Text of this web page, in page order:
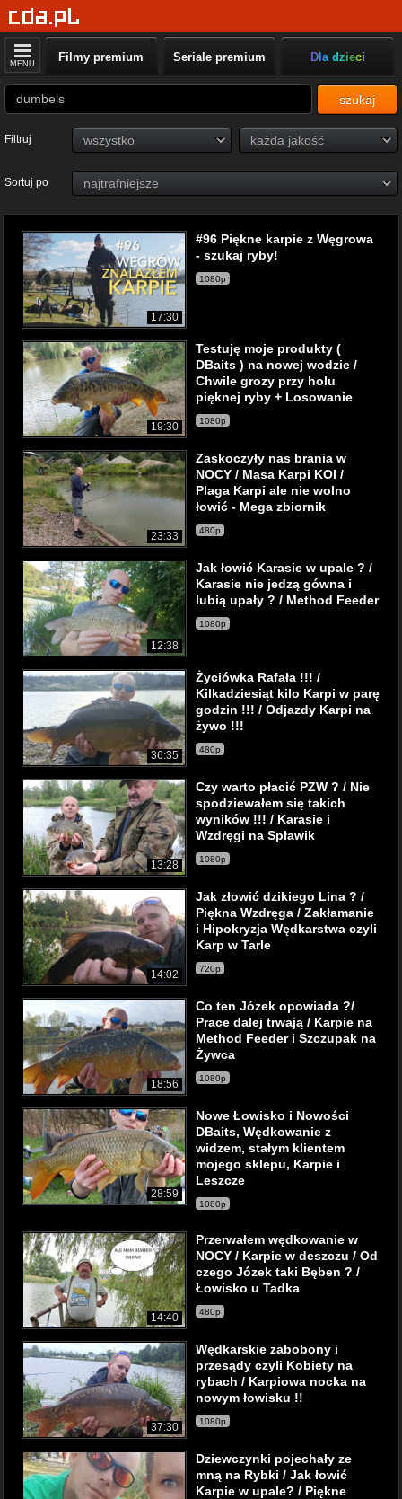
MENU Filmy premium Seriale premium Dla dzieci
szukaj
Filtruj
Sortuj po
17:30
#96 Piękne karpie z Węgrowa
- szukaj ryby!
1080p
19:30
Testuję moje produkty (
DBaits ) na nowej wodzie /
Chwile grozy przy holu
pięknej ryby + Losowanie
1080p
23:33
Zaskoczyły nas brania w
NOCY / Masa Karpi KOI /
Plaga Karpi ale nie wolno
łowić - Mega zbiornik
480p
12:38
Jak łowić Karasie w upale ? /
Karasie nie jedzą gówna i
lubią upały ? / Method Feeder
1080p
36:35
Życiówka Rafała !!! /
Kilkadziesiąt kilo Karpi w parę
godzin !!! / Odjazdy Karpi na
żywo !!!
480p
13:28
Czy warto płacić PZW ? / Nie
spodziewałem się takich
wyników !!! / Karasie i
Wzdręgi na Spławik
1080p
14:02
Jak złowić dzikiego Lina ? /
Piękna Wzdręga / Zakłamanie
i Hipokryzja Wędkarstwa czyli
Karp w Tarle
720p
18:56
Co ten Józek opowiada ?/
Prace dalej trwają / Karpie na
Method Feeder i Szczupak na
Żywca
1080p
28:59
Nowe Łowisko i Nowości
DBaits, Wędkowanie z
widzem, stałym klientem
mojego sklepu, Karpie i
Leszcze
1080p
14:40
Przerwałem wędkowanie w
NOCY / Karpie w deszczu / Od
czego Józek taki Bęben ? /
Łowisko u Tadka
480p
37:30
Wędkarskie zabobony i
przesądy czyli Kobiety na
rybach / Karpiowa nocka na
nowym łowisku !!
1080p
Dziewczynki pojechały ze
mną na Rybki / Jak łowić
Karpie w upale? / Piękne